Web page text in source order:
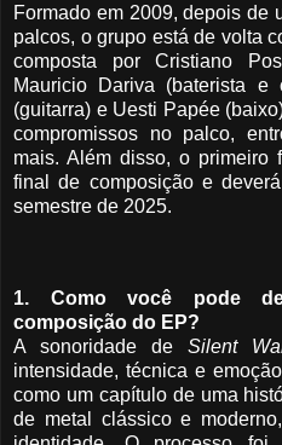
Formado em 2009, depois de
palcos, o grupo está de volta
composta por Cristiano
Mauricio Dariva (baterista e
(guitarra) e Uesti Papée
compromissos no palco,
mais. Além disso, o primeiro
final de composição e
semestre de 2025.
1. Como você pode
composição do EP?
A sonoridade de Silent
intensidade, técnica e
como um capítulo de uma
de metal clássico e